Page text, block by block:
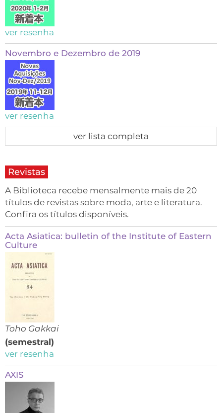
ver resenha
Novembro e Dezembro de 2019
ver resenha
ver lista completa
Revistas
A Biblioteca recebe mensalmente mais de 20
títulos de revistas sobre moda, arte e literatura.
Confira os títulos disponíveis.
Acta Asiatica: bulletin of the Institute of Eastern
Culture
Toho Gakkai
(semestral)
ver resenha
AXIS